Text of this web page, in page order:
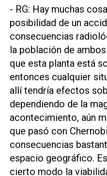
- RG: Hay muchas
posibilidad de un
consecuencias
la población de
que esta planta está
entonces cualquier
allí tendría efectos
dependiendo de la
acontecimiento, aún
que pasó con
consecuencias
espacio geográfico.
cierto modo la